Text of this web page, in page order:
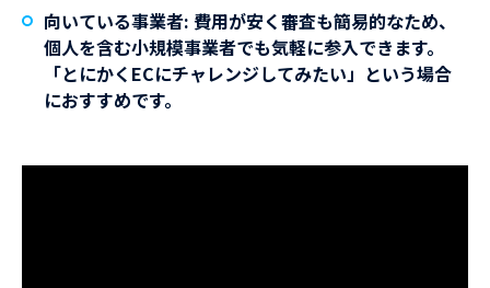
向いている事業者: 費用が安く審査も簡易的なため、
個人を含む小規模事業者でも気軽に参入できます。
「とにかくECにチャレンジしてみたい」という場合
におすすめです。